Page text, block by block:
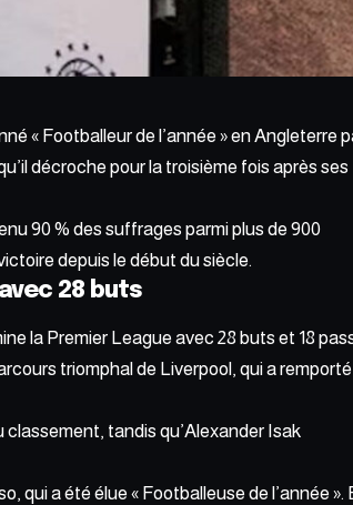
« Footballeur de l’année » en Angleterre
décroche pour la troisième fois après ses
90 % des suffrages parmi plus de 900
depuis le début du siècle.
28 buts
la Premier League avec 28 buts et 18
triomphal de Liverpool, qui a remporté
classement, tandis qu’Alexander Isak
qui a été élue « Footballeuse de l’année ».